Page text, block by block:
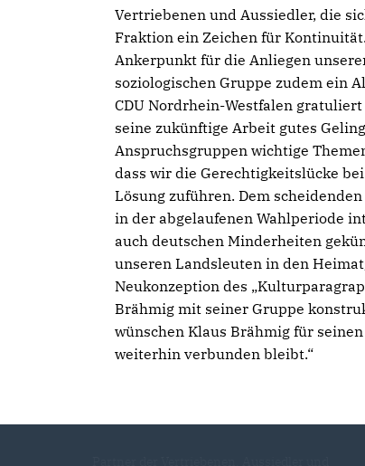
Vertriebenen und Aussiedler, die
Fraktion ein Zeichen für
Ankerpunkt für die Anliegen
soziologischen Gruppe zudem ein
CDU Nordrhein-Westfalen
seine zukünftige Arbeit gutes
Anspruchsgruppen wichtige
dass wir die Gerechtigkeitslücke
Lösung zuführen. Dem
in der abgelaufenen Wahlperiode
auch deutschen Minderheiten
unseren Landsleuten in den
Neukonzeption des
Brähmig mit seiner Gruppe
wünschen Klaus Brähmig für
weiterhin verbunden bleibt.“